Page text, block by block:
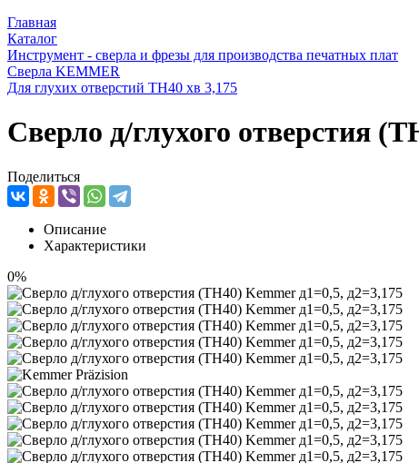
Главная
Каталог
Инструмент - сверла и фрезы для производства печатных плат
Сверла KEMMER
Для глухих отверстий TH40 хв 3,175
Сверло д/глухого отверстия
Поделиться
Описание
Характеристики
0%